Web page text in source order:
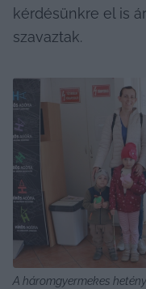
kérdésünkre el is
szavaztak.
A háromgyermekes